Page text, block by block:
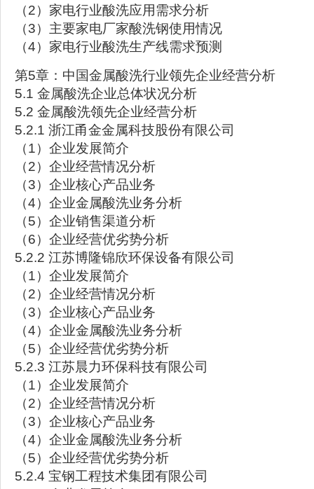
（2）家电行业酸洗应用需求分析
（3）主要家电厂家酸洗钢使用情况
（4）家电行业酸洗生产线需求预测
第5章：中国金属酸洗行业领先企业经营分析
5.1 金属酸洗企业总体状况分析
5.2 金属酸洗领先企业经营分析
5.2.1 浙江甬金金属科技股份有限公司
（1）企业发展简介
（2）企业经营情况分析
（3）企业核心产品业务
（4）企业金属酸洗业务分析
（5）企业销售渠道分析
（6）企业经营优劣势分析
5.2.2 江苏博隆锦欣环保设备有限公司
（1）企业发展简介
（2）企业经营情况分析
（3）企业核心产品业务
（4）企业金属酸洗业务分析
（5）企业经营优劣势分析
5.2.3 江苏晨力环保科技有限公司
（1）企业发展简介
（2）企业经营情况分析
（3）企业核心产品业务
（4）企业金属酸洗业务分析
（5）企业经营优劣势分析
5.2.4 宝钢工程技术集团有限公司